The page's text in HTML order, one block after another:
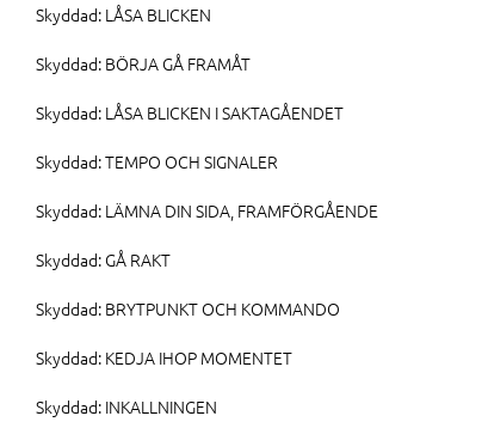
Skyddad: LÅSA BLICKEN
Skyddad: BÖRJA GÅ FRAMÅT
Skyddad: LÅSA BLICKEN I SAKTAGÅENDET
Skyddad: TEMPO OCH SIGNALER
Skyddad: LÄMNA DIN SIDA, FRAMFÖRGÅENDE
Skyddad: GÅ RAKT
Skyddad: BRYTPUNKT OCH KOMMANDO
Skyddad: KEDJA IHOP MOMENTET
Skyddad: INKALLNINGEN